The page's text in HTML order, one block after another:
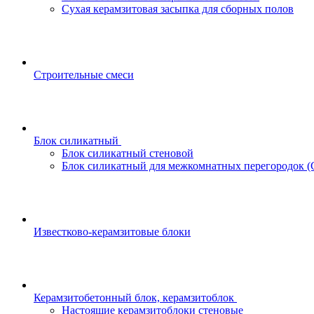
Сухая керамзитовая засыпка для сборных полов
Строительные смеси
Блок силикатный
Блок силикатный стеновой
Блок силикатный для межкомнатных перегородок
Известково-керамзитовые блоки
Керамзитобетонный блок, керамзитоблок
Настоящие керамзитоблоки стеновые